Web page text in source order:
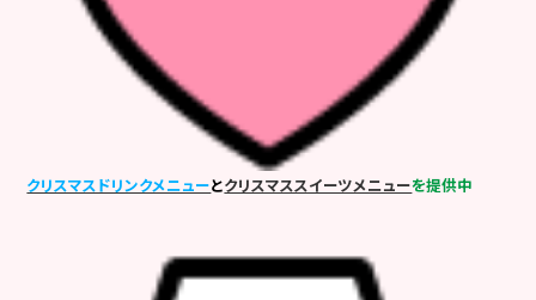
クリスマスドリンクメニューとクリスマススイーツメニューを提供中